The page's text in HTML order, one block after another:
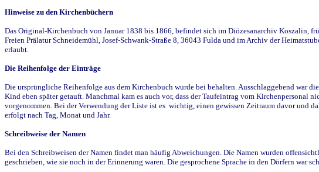
Hinweise zu den Kirchenbüchern
Das Original-Kirchenbuch von Januar 1838 bis 1866, befindet sich im Diözesanarchiv Koszalin,
Freien Prälatur Schneidemühl, Josef-Schwank-Straße 8, 36043 Fulda und im Archiv der
erlaubt.
Die Reihenfolge der Einträge
Die ursprüngliche Reihenfolge aus dem Kirchenbuch wurde bei behalten. Ausschlaggebend war
Kind eben später getauft. Manchmal kam es auch vor, dass der Taufeintrag vom
vorgenommen. Bei der Verwendung der Liste ist es wichtig, einen gewissen Zeitraum davor und
erfolgt nach Tag, Monat und Jahr.
Schreibweise der Namen
Bei den Schreibweisen der Namen findet man häufig Abweichungen. Die Namen wurden
geschrieben, wie sie noch in der Erinnerung waren. Die gesprochene Sprache in den Dörfern